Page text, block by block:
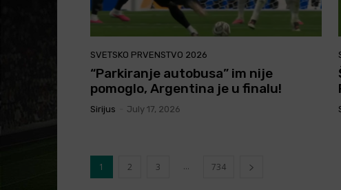
SVETSKO PRVENSTVO 2026
“Parkiranje autobusa” im nije
pomoglo, Argentina je u finalu!
Sirijus July 17, 2026
1 2 3 ... 734